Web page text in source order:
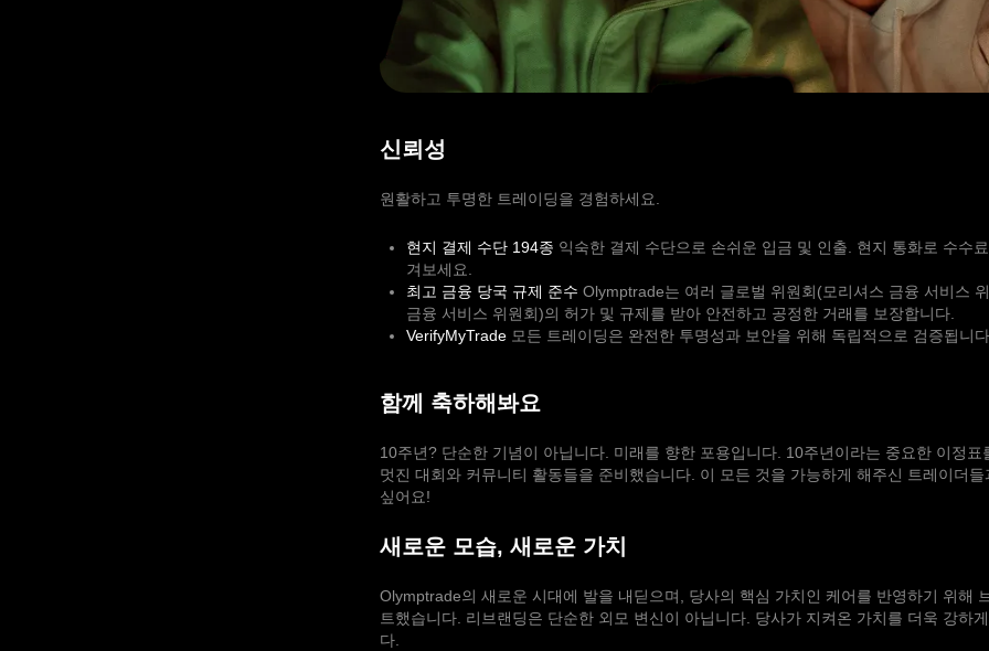
신뢰성
원활하고 투명한 트레이딩을 경험하세요.
현지 결제 수단 194종 익숙한 결제 수단으로 손쉬운 입금 및 인출. 현지 통화로 수수
겨보세요.
최고 금융 당국 규제 준수 Olymptrade는 여러 글로벌 위원회(모리셔스 금융 서비스
금융 서비스 위원회)의 허가 및 규제를 받아 안전하고 공정한 거래를 보장합니다.
VerifyMyTrade 모든 트레이딩은 완전한 투명성과 보안을 위해 독립적으로 검증됩니
함께 축하해봐요
10주년? 단순한 기념이 아닙니다. 미래를 향한 포용입니다. 10주년이라는 중요한 이정표
멋진 대회와 커뮤니티 활동들을 준비했습니다. 이 모든 것을 가능하게 해주신 트레이더
싶어요!
새로운 모습, 새로운 가치
Olymptrade의 새로운 시대에 발을 내딛으며, 당사의 핵심 가치인 케어를 반영하기 위해
트했습니다. 리브랜딩은 단순한 외모 변신이 아닙니다. 당사가 지켜온 가치를 더욱 강하
다.